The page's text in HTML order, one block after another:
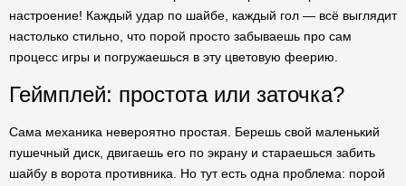
настроение! Каждый удар по шайбе, каждый гол — всё выглядит
настолько стильно, что порой просто забываешь про сам
процесс игры и погружаешься в эту цветовую феерию.
Геймплей: простота или заточка?
Сама механика невероятно простая. Берешь свой маленький
пушечный диск, двигаешь его по экрану и стараешься забить
шайбу в ворота противника. Но тут есть одна проблема: порой